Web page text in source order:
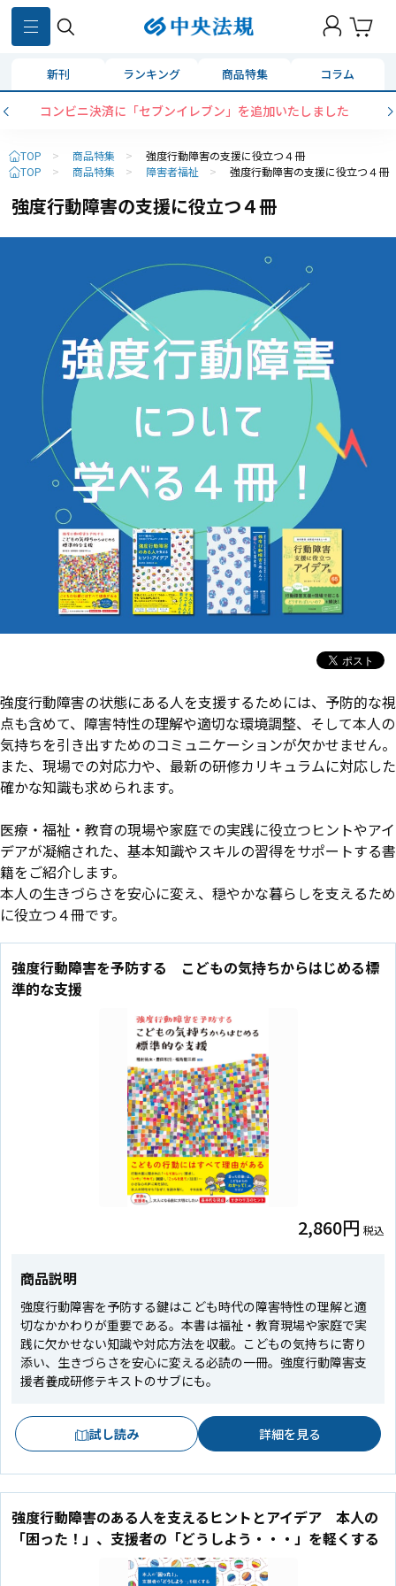
新刊 ランキング 商品特集 コラム
コンビニ決済に「セブンイレブン」を追加いたしました
TOP > 商品特集 >
強度行動障害の支援に役立つ４冊
TOP
> 商品特集 > 障害者福祉 > 強度行動障害の支援に役立つ４冊
強度行動障害の支援に役立つ４冊
強度行動障害の状態にある人を支援するためには、予防的な視
点も含めて、障害特性の理解や適切な環境調整、そして本人の
気持ちを引き出すためのコミュニケーションが欠かせません。
また、現場での対応力や、最新の研修カリキュラムに対応した
確かな知識も求められます。
医療・福祉・教育の現場や家庭での実践に役立つヒントやアイ
デアが凝縮された、基本知識やスキルの習得をサポートする書
籍をご紹介します。
本人の生きづらさを安心に変え、穏やかな暮らしを支えるため
に役立つ４冊です。
強度行動障害を予防する こどもの気持ちからはじめる標
準的な支援
2,860円 税込
商品説明
強度行動障害を予防する鍵はこども時代の障害特性の理解と適
切なかかわりが重要である。本書は福祉・教育現場や家庭で実
践に欠かせない知識や対応方法を収載。こどもの気持ちに寄り
添い、生きづらさを安心に変える必読の一冊。強度行動障害支
援者養成研修テキストのサブにも。
試し読み 詳細を見る
強度行動障害のある人を支えるヒントとアイデア 本人の
「困った！」、支援者の「どうしよう・・・」を軽くする